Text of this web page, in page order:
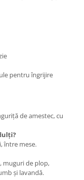
pentru îngrijire
de amestec, cu
între mese.
muguri de plop,
și lavandă.